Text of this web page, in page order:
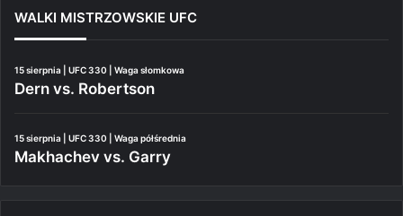
WALKI MISTRZOWSKIE UFC
15 sierpnia | UFC 330 | Waga słomkowa
Dern vs. Robertson
15 sierpnia | UFC 330 | Waga półśrednia
Makhachev vs. Garry